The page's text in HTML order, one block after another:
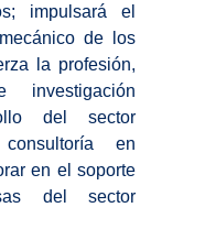
impulsará el
de los
la profesión,
investigación
del sector
en
en el soporte
del sector